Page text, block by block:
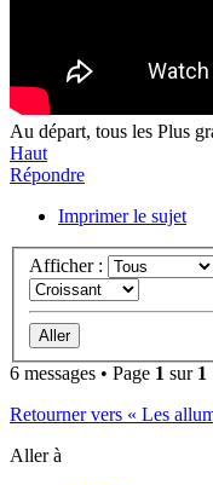
Au départ, tous les Plus
Haut
Répondre
Imprimer le sujet
Afficher :
6 messages • Page 1 sur 1
Retourner vers « Les
Aller à